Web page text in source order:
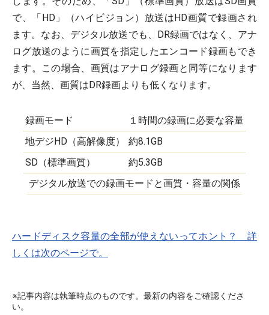
で、「HD」（ハイビジョン）放送はHD画質で録画され
ます。なお、デジタル放送でも、DR録画ではなく、アナ
ログ放送のように画質を指定したエンコード録画もでき
ます。この場合、画質はアナログ録画と同等になります
が、当然、画質はDR録画よりも低くなります。
録画モード
１時間の録画に必要な容量
地デジHD（高解像度）
約8.1GB
SD（標準画質）
約5.3GB
デジタル放送での録画モードと画質・容量の関係
ハードディスク容量の全部が使えないってホント？ 詳
しくは次のページで。
※記事内容は執筆時点のものです。最新の内容をご確認くださ
い。